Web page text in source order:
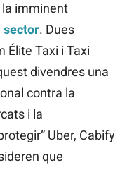
imminent
sector. Dues
Élite Taxi i Taxi
divendres una
contra la
i la
Uber, Cabify
que